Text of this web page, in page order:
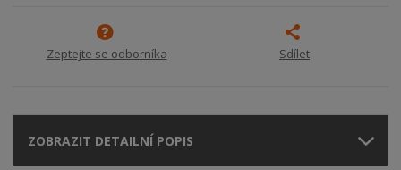
Zeptejte se odborníka Sdílet
ZOBRAZIT DETAILNÍ POPIS